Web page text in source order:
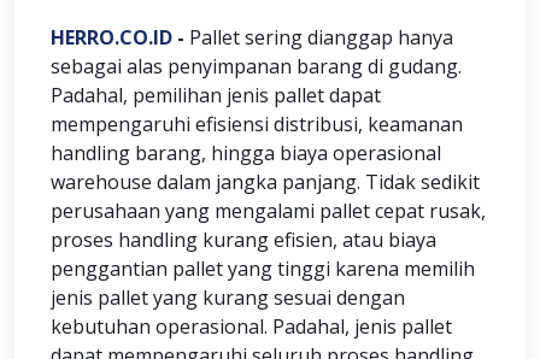
HERRO.CO.ID - Pallet sering dianggap hanya
sebagai alas penyimpanan barang di gudang.
Padahal, pemilihan jenis pallet dapat
mempengaruhi efisiensi distribusi, keamanan
handling barang, hingga biaya operasional
warehouse dalam jangka panjang. Tidak sedikit
perusahaan yang mengalami pallet cepat rusak,
proses handling kurang efisien, atau biaya
penggantian pallet yang tinggi karena memilih
jenis pallet yang kurang sesuai dengan
kebutuhan operasional. Padahal, jenis pallet